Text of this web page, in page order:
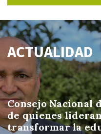
ACTUALIDAD
Consejo Nacional
de quienes
transformar la